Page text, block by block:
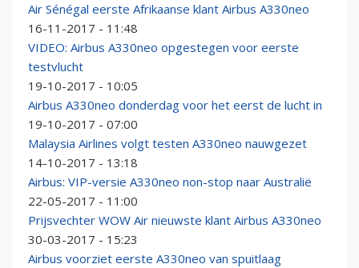
Air Sénégal eerste Afrikaanse klant Airbus A330neo
16-11-2017 - 11:48
VIDEO: Airbus A330neo opgestegen voor eerste
testvlucht
19-10-2017 - 10:05
Airbus A330neo donderdag voor het eerst de lucht in
19-10-2017 - 07:00
Malaysia Airlines volgt testen A330neo nauwgezet
14-10-2017 - 13:18
Airbus: VIP-versie A330neo non-stop naar Australië
22-05-2017 - 11:00
Prijsvechter WOW Air nieuwste klant Airbus A330neo
30-03-2017 - 15:23
Airbus voorziet eerste A330neo van spuitlaag